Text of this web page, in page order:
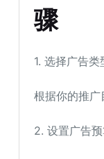
骤
1. 选择广告类
根据你的推广
2. 设置广告